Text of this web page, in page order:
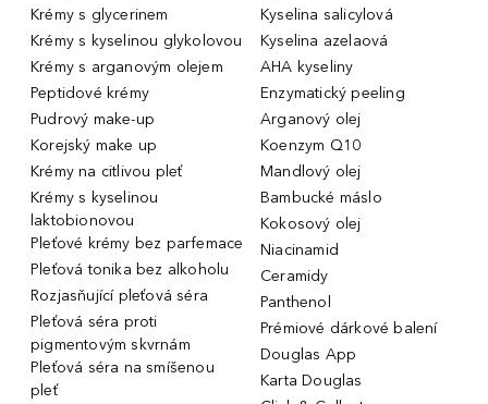
Krémy s glycerinem
Krémy s kyselinou glykolovou
Krémy s arganovým olejem
Peptidové krémy
Pudrový make-up
Korejský make up
Krémy na citlivou pleť
Krémy s kyselinou
laktobionovou
Pleťové krémy bez parfemace
Pleťová tonika bez alkoholu
Rozjasňující pleťová séra
Pleťová séra proti
pigmentovým skvrnám
Pleťová séra na smíšenou
pleť
Kyselina salicylová
Kyselina azelaová
AHA kyseliny
Enzymatický peeling
Arganový olej
Koenzym Q10
Mandlový olej
Bambucké máslo
Kokosový olej
Niacinamid
Ceramidy
Panthenol
Prémiové dárkové balení
Douglas App
Karta Douglas